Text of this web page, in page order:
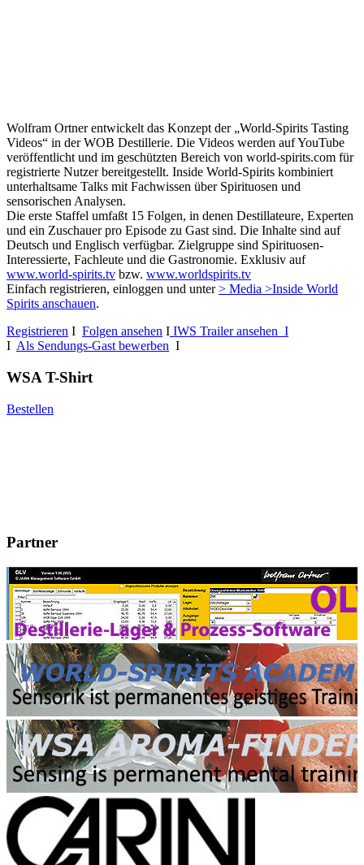
Wolfram Ortner entwickelt das Konzept der „World-Spirits Tasting
Videos“ in der WOB Destillerie. Die Videos werden auf YouTube
veröffentlicht und im geschützten Bereich von world-spirits.com für
registrierte Nutzer bereitgestellt. Inside World-Spirits kombiniert
unterhaltsame Talks mit Fachwissen über Spirituosen und
sensorischen Analysen.
Die erste Staffel umfaßt 15 Folgen, in denen Destillateure, Experten
und ein Zuschauer pro Episode zu Gast sind. Die Inhalte sind auf
Deutsch und Englisch verfügbar. Zielgruppe sind Spirituosen-
Interessierte, Fachleute und die Gastronomie. Exklusiv auf
www.world-spirits.tv bzw. www.worldspirits.tv
Einfach registrieren, einloggen und unter> Media >Inside World
Spirits anschauen.
Registrieren I Folgen ansehen I IWS Trailer ansehen I
I Als Sendungs-Gast bewerben I
WSA T-Shirt
Bestellen
Partner